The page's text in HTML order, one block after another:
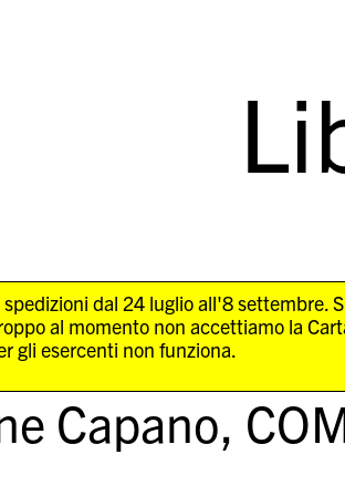
dal 24 luglio all'8 settembre.
al momento non accettiamo la
gli esercenti non funziona.
Capano,